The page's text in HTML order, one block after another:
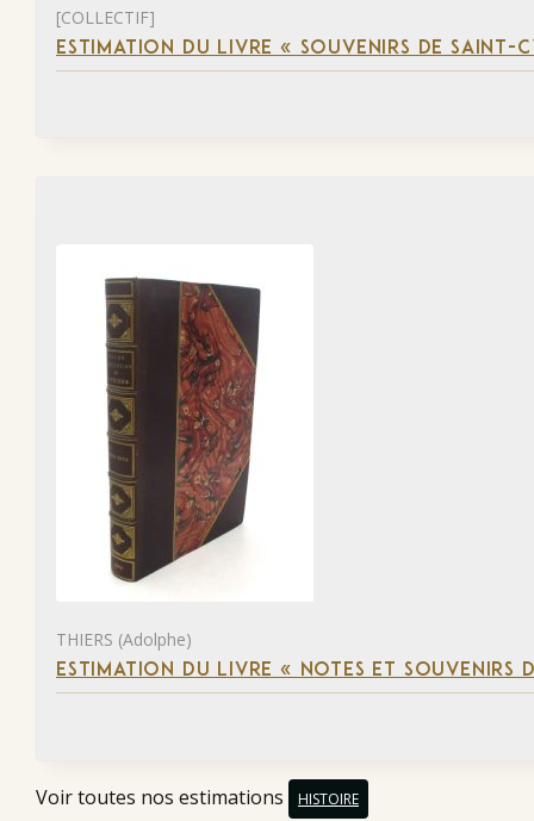
[COLLECTIF]
ESTIMATION DU LIVRE « SOUVENIRS DE SAINT-
THIERS (Adolphe)
ESTIMATION DU LIVRE « NOTES ET SOUVENIRS
Voir toutes nos estimations HISTOIRE